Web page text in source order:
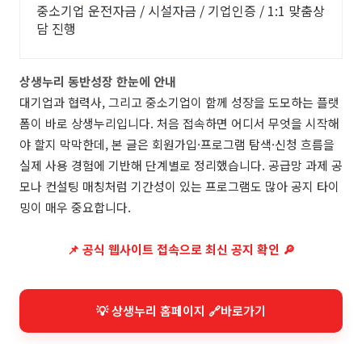
중소기업 운전자금 / 시설자금 / 기업인증 / 1:1 맞춤상
담 진행
상생누리 동반성장 한눈에 안내
대기업과 협력사, 그리고 중소기업이 함께 성장을 도모하는 플랫
폼이 바로 상생누리입니다. 처음 접속하면 어디서 무엇을 시작해
야 할지 막막한데, 본 글은 회원가입·프로그램 탐색·신청 흐름을
실제 사용 경험에 기반해 단계별로 정리했습니다. 공급망 과제 공
모나 컨설팅 매칭처럼 기간성이 있는 프로그램도 많아 공지 타이
밍이 매우 중요합니다.
📌 공식 웹사이트 접속으로 최신 공지 확인 🔎
💡 상생누리 홈페이지 🔗바로가기